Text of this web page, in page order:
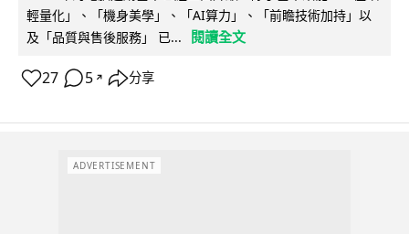
輕量化」、「機身美學」、「AI算力」、「前瞻技術加持」以
及「品質與售後服務」 已...
閱讀全文
27 5 ↗ 分享
ADVERTISEMENT